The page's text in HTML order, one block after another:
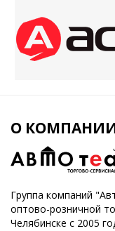
О
Группа компаний
оптово-розничной
Челябинске с 2005